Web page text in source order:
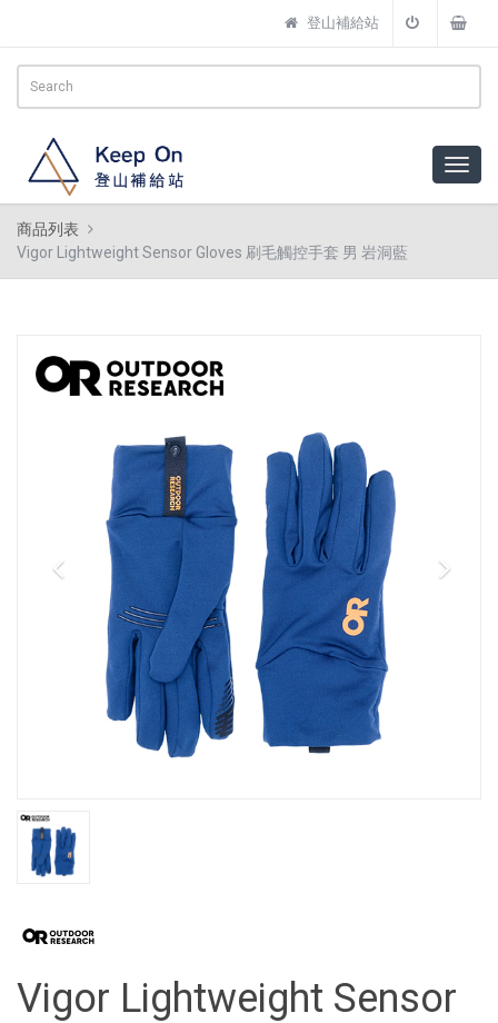
登山補給站
商品列表
Vigor Lightweight Sensor Gloves 刷毛觸控手套 男 岩洞藍
Vigor Lightweight Sensor